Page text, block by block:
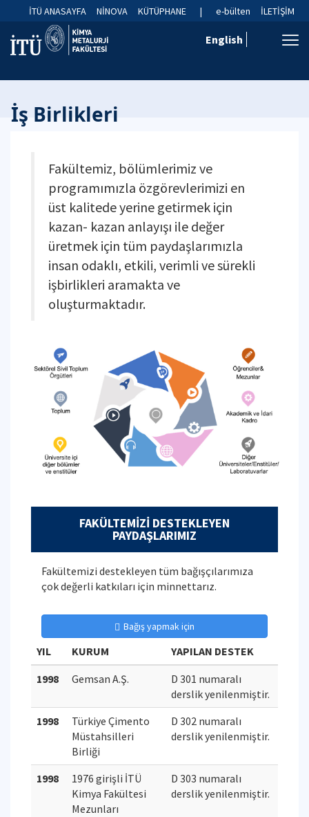
İTÜ ANASAYFA NİNOVA KÜTÜPHANE | e-bülten İLETİŞİM
English
İş Birlikleri
Fakültemiz, bölümlerimiz ve
programımızla özgörevlerimizi en
üst kalitede yerine getirmek için
kazan- kazan anlayışı ile değer
üretmek için tüm paydaşlarımızla
insan odaklı, etkili, verimli ve sürekli
işbirlikleri aramakta ve
oluşturmaktadır.
FAKÜLTEMİZİ DESTEKLEYEN
PAYDAŞLARIMIZ
Fakültemizi destekleyen tüm bağışçılarımıza
çok değerli katkıları için minnettarız.
Bağış yapmak için
YIL KURUM
YAPILAN DESTEK
1998
Gemsan A.Ş.
D 301 numaralı
derslik yenilenmiştir.
1998
Türkiye Çimento
Müstahsilleri
Birliği
D 302 numaralı
derslik yenilenmiştir.
1998
1976 girişli İTÜ
Kimya Fakültesi
Mezunları
D 303 numaralı
derslik yenilenmiştir.